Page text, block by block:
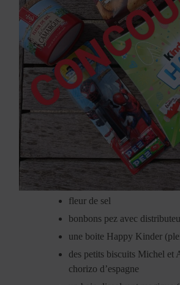
fleur de sel
bonbons pez avec
une boite Happy Kinder
des petits biscuits Michel et
chorizo d’espagne